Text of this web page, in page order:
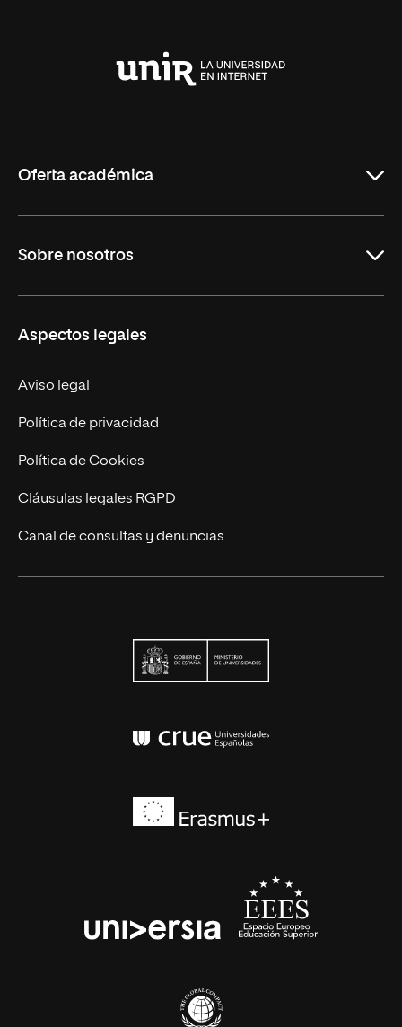
Oferta académica
Maestrías
Sobre nosotros
Trabaja en UNIR
Actualidad
Contacto
Aspectos legales
Aviso legal
Política de privacidad
Política de Cookies
Cláusulas legales RGPD
Canal de consultas y denuncias
Conferencia de
universia